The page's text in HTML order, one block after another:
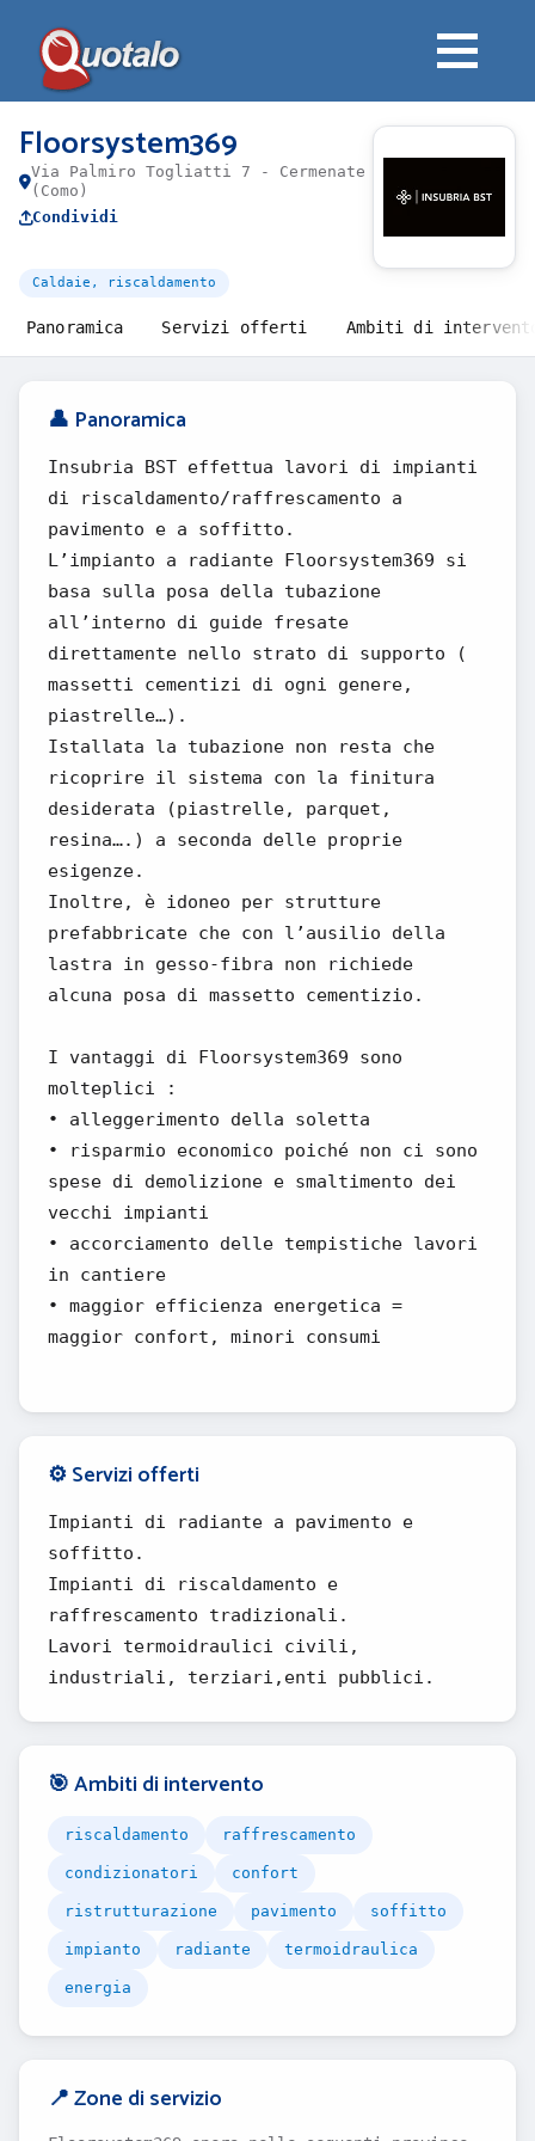
Floorsystem369
Via Palmiro Togliatti 7 - Cermenate
(Como)
Condividi
Caldaie, riscaldamento
Panoramica Servizi offerti Ambiti di
👤 Panoramica
Insubria BST effettua lavori di impianti
di riscaldamento/raffrescamento a
pavimento e a soffitto.
L’impianto a radiante Floorsystem369 si
basa sulla posa della tubazione
all’interno di guide fresate
direttamente nello strato di supporto (
massetti cementizi di ogni genere,
piastrelle…).
Istallata la tubazione non resta che
ricoprire il sistema con la finitura
desiderata (piastrelle, parquet,
resina….) a seconda delle proprie
esigenze.
Inoltre, è idoneo per strutture
prefabbricate che con l’ausilio della
lastra in gesso-fibra non richiede
alcuna posa di massetto cementizio.
I vantaggi di Floorsystem369 sono
molteplici :
• alleggerimento della soletta
• risparmio economico poiché non ci sono
spese di demolizione e smaltimento dei
vecchi impianti
• accorciamento delle tempistiche lavori
in cantiere
• maggior efficienza energetica =
maggior confort, minori consumi
⚙️ Servizi offerti
Impianti di radiante a pavimento e
soffitto.
Impianti di riscaldamento e
raffrescamento tradizionali.
Lavori termoidraulici civili,
industriali, terziari,enti pubblici.
🎯 Ambiti di intervento
riscaldamento raffrescamento
condizionatori confort
ristrutturazione pavimento soffitto
impianto radiante termoidraulica
energia
📍 Zone di servizio